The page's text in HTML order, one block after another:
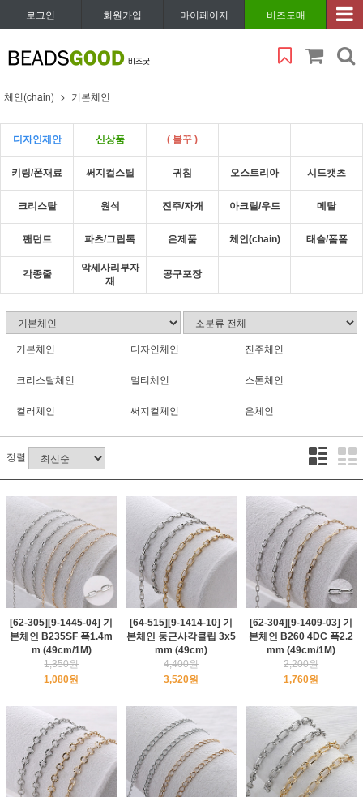
로그인 회원가입 마이페이지 비즈도매
체인(chain) 기본체인
디자인제안 신상품 ( 볼꾸 )
키링/폰재료 써지컬스틸 귀침 오스트리아 시드캣츠
크리스탈 원석 진주/자개 아크릴/우드 메탈
팬던트 파츠/그립톡 은제품 체인(chain) 태슬/폼폼
각종줄
악세사리부자
재
공구포장
기본체인 디자인체인 진주체인
크리스탈체인 멀티체인 스톤체인
컬러체인 써지컬체인 은체인
정렬
[62-305][9-1445-04] 기
본체인 B235SF 폭1.4m
m (49cm/1M)
1,350원
1,080원
[64-515][9-1414-10] 기
본체인 둥근사각클립 3x5
mm (49cm)
4,400원
3,520원
[62-304][9-1409-03] 기
본체인 B260 4DC 폭2.2
mm (49cm/1M)
2,200원
1,760원